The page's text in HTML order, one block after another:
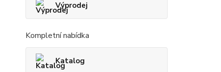
Výprodej
Kompletní nabídka
Katalog